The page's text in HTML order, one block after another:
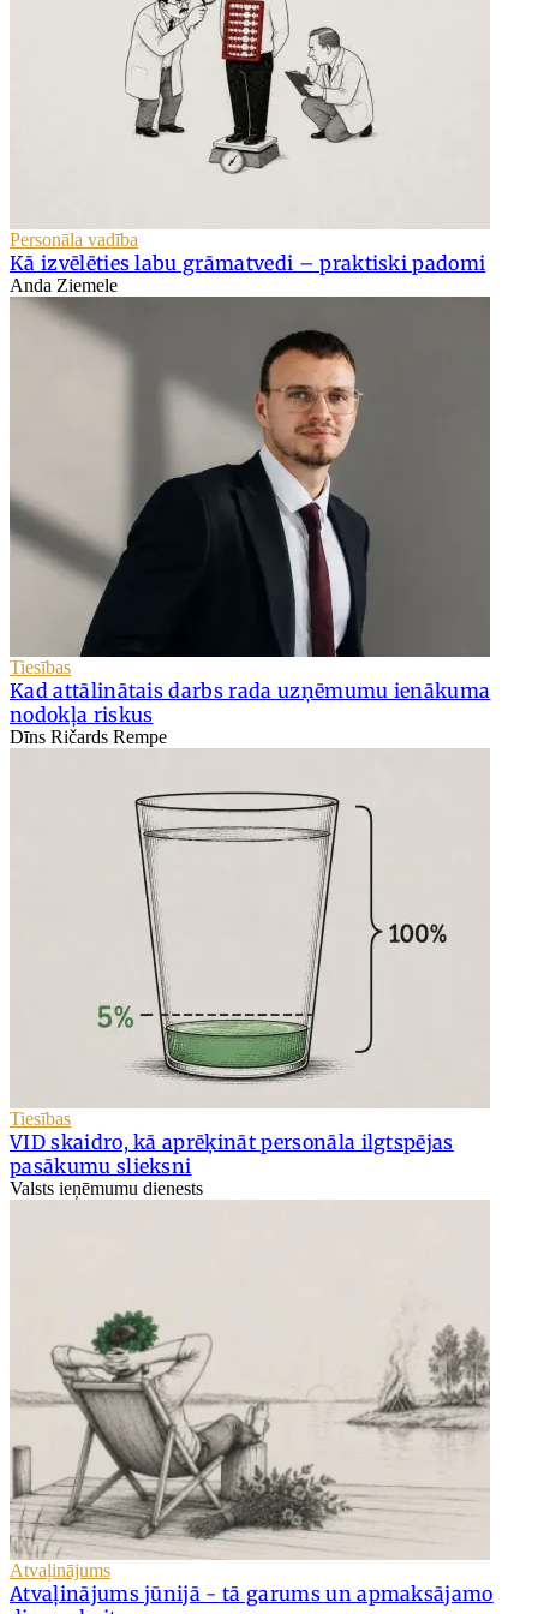
Personāla vadība
Kā izvēlēties labu grāmatvedi – praktiski padomi
Anda Ziemele
Tiesības
Kad attālinātais darbs rada uzņēmumu ienākuma
nodokļa riskus
Dīns Ričards Rempe
Tiesības
VID skaidro, kā aprēķināt personāla ilgtspējas
pasākumu slieksni
Valsts ieņēmumu dienests
Atvaļinājums
Atvaļinājums jūnijā - tā garums un apmaksājamo